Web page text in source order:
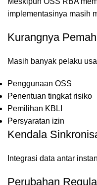
implementasinya masih
Kurangnya
Masih banyak pelaku
Penggunaan OSS
Penentuan tingkat risiko
Pemilihan KBLI
Persyaratan izin
Kendala
Integrasi data antar
Perubahan